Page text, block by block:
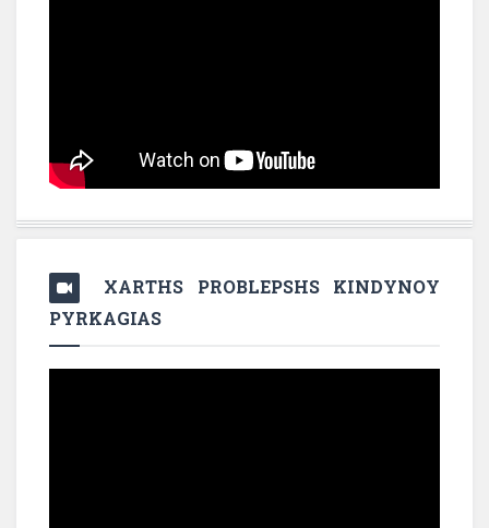
XARTHS PROBLEPSHS KINDYNOY
PYRKAGIAS